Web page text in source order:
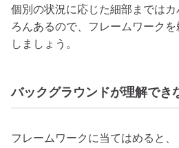
個別の状況に応じた細部までは
ろんあるので、フレームワーク
しましょう。
バックグラウンドが理解でき
フレームワークに当てはめると